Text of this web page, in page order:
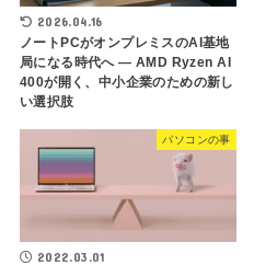
2026.04.16
ノートPCがオンプレミスのAI基地
局になる時代へ — AMD Ryzen AI
400が開く、中小企業のための新し
い選択肢
パソコンの事
2022.03.01